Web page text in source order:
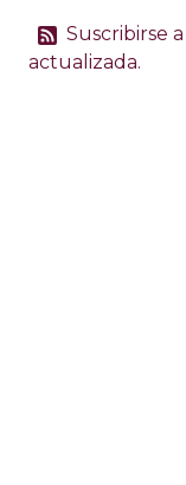
Suscribirse
actualizada.